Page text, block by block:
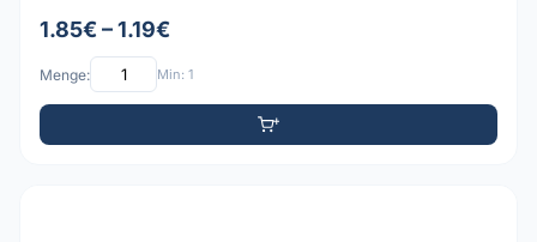
1.85€ – 1.19€
Menge: Min: 1